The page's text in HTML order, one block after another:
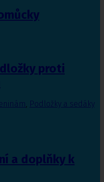
proti
, Podložky a sedáky
a doplňky k